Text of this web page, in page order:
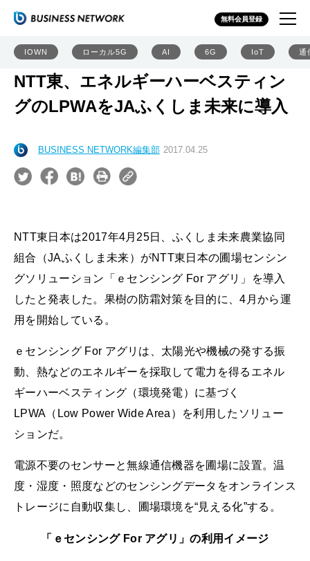
無料会員登録
IOWN ローカル5G AI 6G IoT 通
NTT東、エネルギーハーベスティン
グのLPWAをJAふくしま未来に導入
BUSINESS NETWORK編集部 2017.04.25
NTT東日本は2017年4月25日、ふくしま未来農業協同
組合（JAふくしま未来）がNTT東日本の圃場センシン
グソリューション「ｅセンシング For アグリ」を導入
したと発表した。果樹の防霜対策を目的に、4月から運
用を開始している。
ｅセンシング For アグリは、太陽光や機械の発する振
動、熱などのエネルギーを採取して電力を得るエネル
ギーハーベスティング（環境発電）に基づく
LPWA（Low Power Wide Area）を利用したソリュー
ションだ。
電源不要のセンサーと無線通信機器を圃場に設置。温
度・湿度・照度などのセンシングデータをオンラインス
トレージに自動収集し、圃場環境を“見える化”する。
「ｅセンシング For アグリ」の利用イメージ